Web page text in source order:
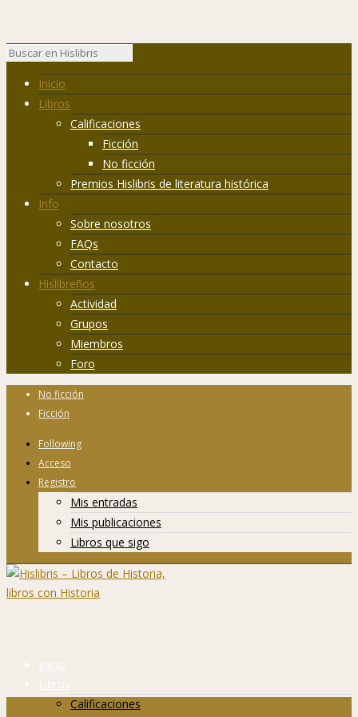
Inicio
Libros
Calificaciones
Ficción
No ficción
Premios Hislibris de literatura histórica
Info
Sobre nosotros
FAQs
Contacto
Hislibreños
Actividad
Grupos
Miembros
Foro
No ficción
Ficción
Following
Acceso
Registro
Mis entradas
Mis publicaciones
Libros que sigo
Inicio
Libros
Calificaciones